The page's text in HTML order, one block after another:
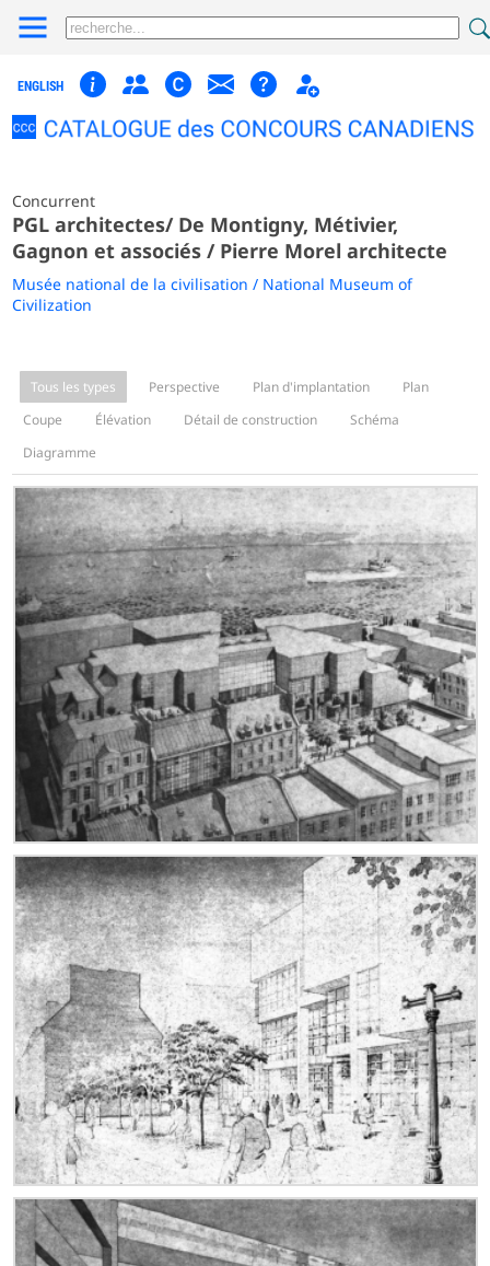
ENGLISH
Concurrent
PGL architectes/ De Montigny, Métivier,
Gagnon et associés / Pierre Morel architecte
Musée national de la civilisation / National Museum of
Civilization
Tous les types Perspective Plan d'implantation
Plan
Coupe
Élévation Détail de construction
Schéma
Diagramme